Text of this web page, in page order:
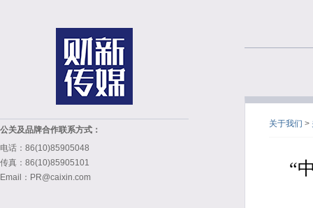
公关及品牌合作联系方式：
电话：86(10)85905048
传真：86(10)85905101
Email：PR@caixin.com
关于我们 >
“